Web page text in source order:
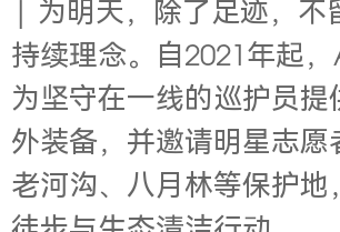
| 为明天，除了足迹，不
持续理念。自2021年起，
为坚守在一线的巡护员提
外装备，并邀请明星志愿
老河沟、八月林等保护地